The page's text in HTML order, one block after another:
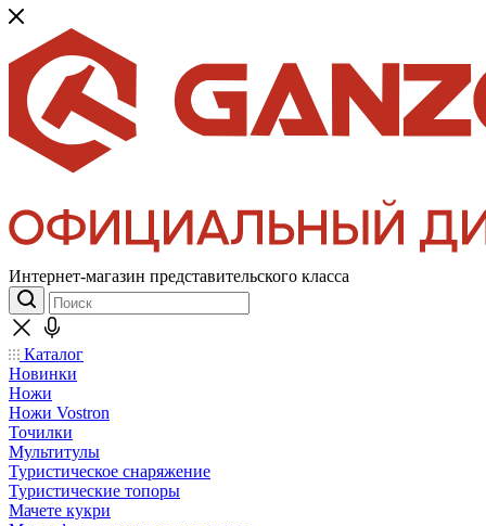
Интернет-магазин представительского класса
Каталог
Новинки
Ножи
Ножи Vostron
Точилки
Мультитулы
Туристическое снаряжение
Туристические топоры
Мачете кукри